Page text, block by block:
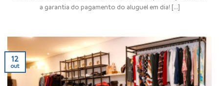
a garantia do pagamento do aluguel em dia! [...]
12
out